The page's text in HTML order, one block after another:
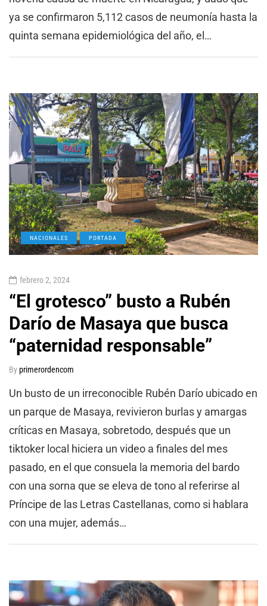
ya se confirmaron 5,112 casos de neumonía hasta la
quinta semana epidemiológica del año, el…
NACIONALES PORTADA
febrero 2, 2024
“El grotesco” busto a Rubén
Darío de Masaya que busca
“paternidad responsable”
Byprimerordencom
Un busto de un irreconocible Rubén Darío ubicado en
un parque de Masaya, revivieron burlas y amargas
críticas en Masaya, sobretodo, después que un
tiktoker local hiciera un video a finales del mes
pasado, en el que consuela la memoria del bardo
con una sorna que se eleva de tono al referirse al
Príncipe de las Letras Castellanas, como si hablara
con una mujer, además…